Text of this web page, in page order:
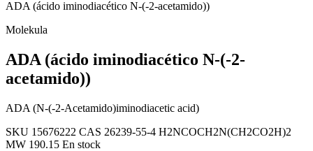
ADA (ácido iminodiacético N-(-2-acetamido))
Molekula
ADA (ácido iminodiacético N-(-2-
acetamido))
ADA (N-(-2-Acetamido)iminodiacetic acid)
SKU 15676222 CAS 26239-55-4 H2NCOCH2N(CH2CO2H)2
MW 190.15 En stock